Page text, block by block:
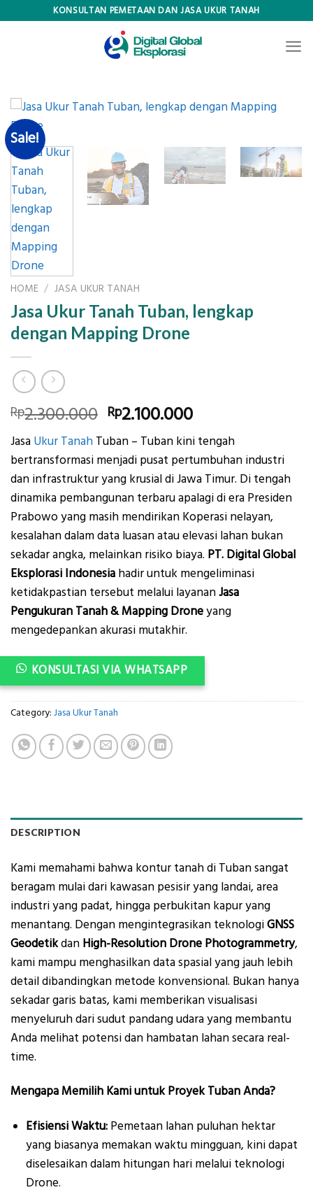
KONSULTAN PEMETAAN DAN JASA UKUR TANAH
Sale!
HOME / JASA UKUR TANAH
Jasa Ukur Tanah Tuban, lengkap
dengan Mapping Drone
Rp2.300.000 Original
price
was:
Rp2.300.000.
Rp2.100.000Current
price
is:
Rp2.100.000.
Jasa Ukur Tanah Tuban – Tuban kini tengah
bertransformasi menjadi pusat pertumbuhan industri
dan infrastruktur yang krusial di Jawa Timur. Di tengah
dinamika pembangunan terbaru apalagi di era Presiden
Prabowo yang masih mendirikan Koperasi nelayan,
kesalahan dalam data luasan atau elevasi lahan bukan
sekadar angka, melainkan risiko biaya. PT. Digital Global
Eksplorasi Indonesia hadir untuk mengeliminasi
ketidakpastian tersebut melalui layananJasa
Pengukuran Tanah & Mapping Droneyang
mengedepankan akurasi mutakhir.
KONSULTASI VIA WHATSAPP
Category: Jasa Ukur Tanah
DESCRIPTION
Kami memahami bahwa kontur tanah di Tuban sangat
beragam mulai dari kawasan pesisir yang landai, area
industri yang padat, hingga perbukitan kapur yang
menantang. Dengan mengintegrasikan teknologiGNSS
Geodetikdan High-Resolution Drone Photogrammetry,
kami mampu menghasilkan data spasial yang jauh lebih
detail dibandingkan metode konvensional. Bukan hanya
sekadar garis batas, kami memberikan visualisasi
menyeluruh dari sudut pandang udara yang membantu
Anda melihat potensi dan hambatan lahan secara real-
time.
Mengapa Memilih Kami untuk Proyek Tuban Anda?
Efisiensi Waktu: Pemetaan lahan puluhan hektar
yang biasanya memakan waktu mingguan, kini dapat
diselesaikan dalam hitungan hari melalui teknologi
Drone.